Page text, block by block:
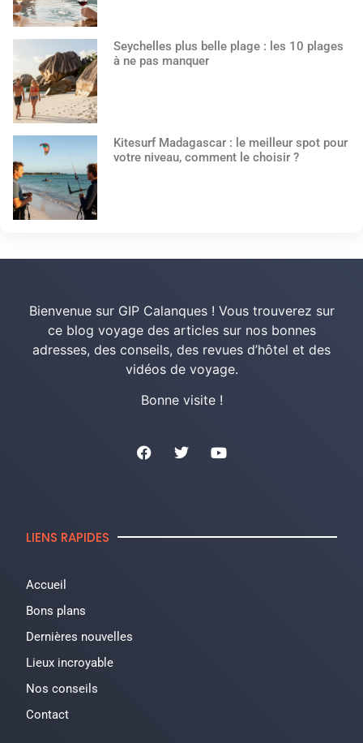
Seychelles plus belle plage : les 10 plages
à ne pas manquer
Kitesurf Madagascar : le meilleur spot pour
votre niveau, comment le choisir ?
Bienvenue sur GIP Calanques ! Vous trouverez sur
ce blog voyage des articles sur nos bonnes
adresses, des conseils, des revues d’hôtel et des
vidéos de voyage.
Bonne visite !
LIENS RAPIDES
Accueil
Bons plans
Dernières nouvelles
Lieux incroyable
Nos conseils
Contact